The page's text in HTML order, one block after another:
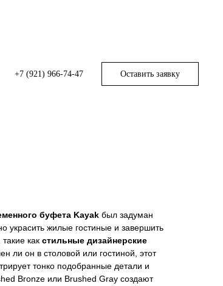
+7 (921) 966-74-47 Оставить заявку
буфета Kayak был задуман
украсить жилые гостиные и завершить
такие как стильные дизайнерские
ли он в столовой или гостиной, этот
тонко подобранные детали и
Bronze или Brushed Gray создают